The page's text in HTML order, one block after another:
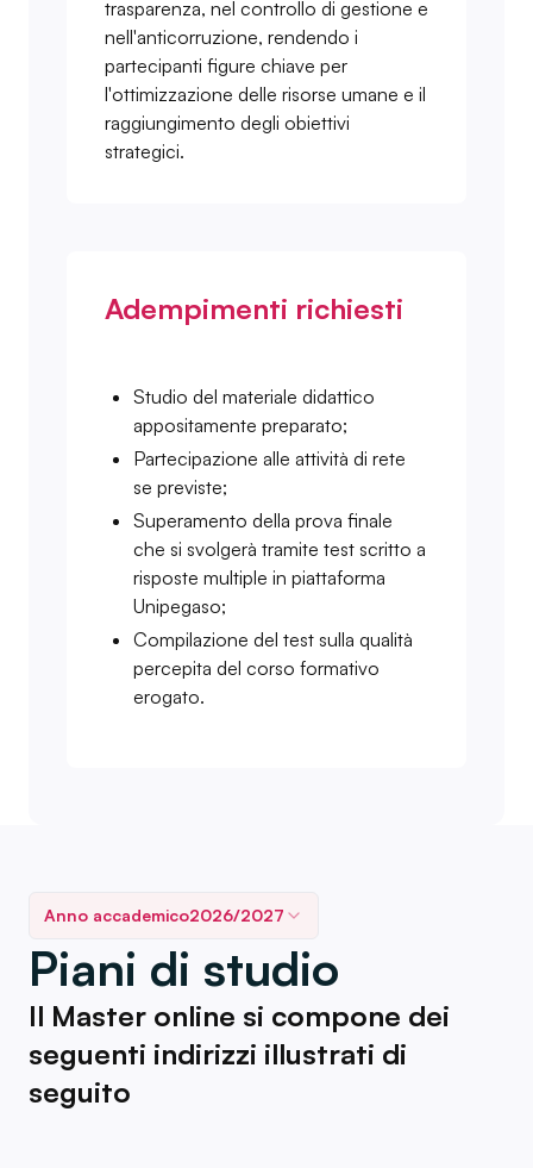
trasparenza, nel controllo di gestione e
nell'anticorruzione, rendendo i
partecipanti figure chiave per
l'ottimizzazione delle risorse umane e il
raggiungimento degli obiettivi
strategici.
Adempimenti richiesti
Studio del materiale didattico
appositamente preparato;
Partecipazione alle attività di rete
se previste;
Superamento della prova finale
che si svolgerà tramite test scritto a
risposte multiple in piattaforma
Unipegaso;
Compilazione del test sulla qualità
percepita del corso formativo
erogato.
Piani di studio
Anno accademico2026/2027
Il Master online si compone dei
seguenti indirizzi illustrati di
seguito